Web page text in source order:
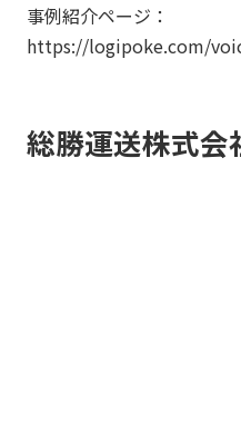
事例紹介ページ：
https://logipoke.com/
総勝運送株式会